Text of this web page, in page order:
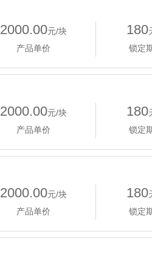
2000.00元/块
产品单价
180
锁定
2000.00元/块
产品单价
180
锁定
2000.00元/块
产品单价
180
锁定